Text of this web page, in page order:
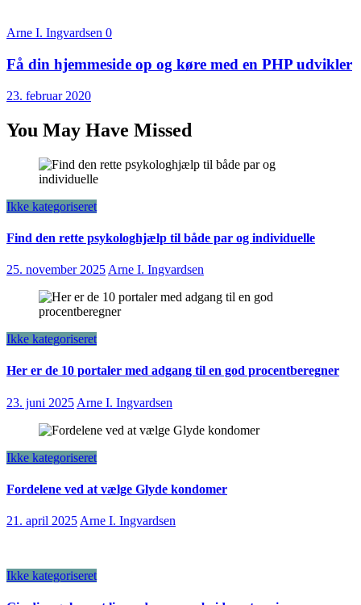
Arne I. Ingvardsen 0
Få din hjemmeside op og køre med en PHP udvikler
23. februar 2020
You May Have Missed
Ikke kategoriseret
Find den rette psykologhjælp til både par og individuelle
25. november 2025 Arne I. Ingvardsen
Ikke kategoriseret
Her er de 10 portaler med adgang til en god procentberegner
23. juni 2025 Arne I. Ingvardsen
Ikke kategoriseret
Fordelene ved at vælge Glyde kondomer
21. april 2025 Arne I. Ingvardsen
Ikke kategoriseret